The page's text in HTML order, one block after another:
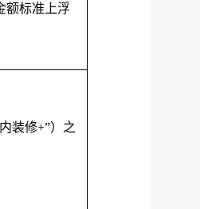
额标准上浮
装修+”）之